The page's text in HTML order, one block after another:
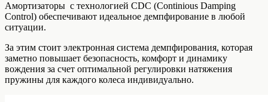
Амортизаторы с технологией CDC (Continious Damping
Control) обеспечивают идеальное демпфирование в любой
ситуации.
За этим стоит электронная система демпфирования, которая
заметно повышает безопасность, комфорт и динамику
вождения за счет оптимальной регулировки натяжения
пружины для каждого колеса индивидуально.